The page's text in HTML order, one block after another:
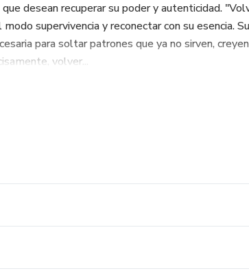
desean recuperar su poder y autenticidad.
supervivencia y reconectar con su esencia.
para soltar patrones que ya no sirven,
volver...